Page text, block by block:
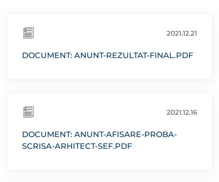
2021.12.21
DOCUMENT: ANUNT-REZULTAT-FINAL.PDF
2021.12.16
DOCUMENT: ANUNT-AFISARE-PROBA-
SCRISA-ARHITECT-SEF.PDF